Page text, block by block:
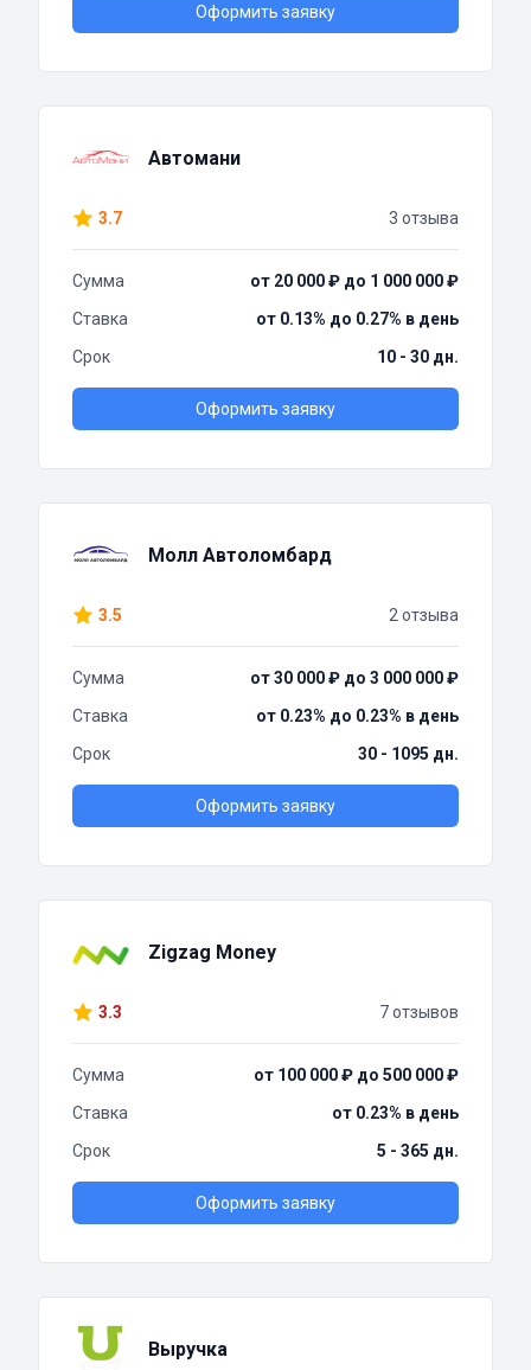
Оформить заявку
Автомани
3.7 3 отзыва
Сумма
от 20 000 ₽ до 1 000 000 ₽
Ставка
от 0.13% до 0.27% в день
Срок
10 - 30 дн.
Оформить заявку
Молл Автоломбард
3.5 2 отзыва
Сумма
от 30 000 ₽ до 3 000 000 ₽
Ставка
от 0.23% до 0.23% в день
Срок
30 - 1095 дн.
Оформить заявку
Zigzag Money
3.3 7 отзывов
Сумма
от 100 000 ₽ до 500 000 ₽
Ставка
от 0.23% в день
Срок
5 - 365 дн.
Оформить заявку
Выручка